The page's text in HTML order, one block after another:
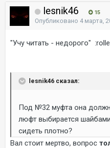
lesnik46 15
Опубликовано 4 марта,
"Учу читать - недорого"
lesnik46 сказал:
Под №32 муфта она
люфт выбирается
сидеть плотно?
Вал стоит мертво, вопрос